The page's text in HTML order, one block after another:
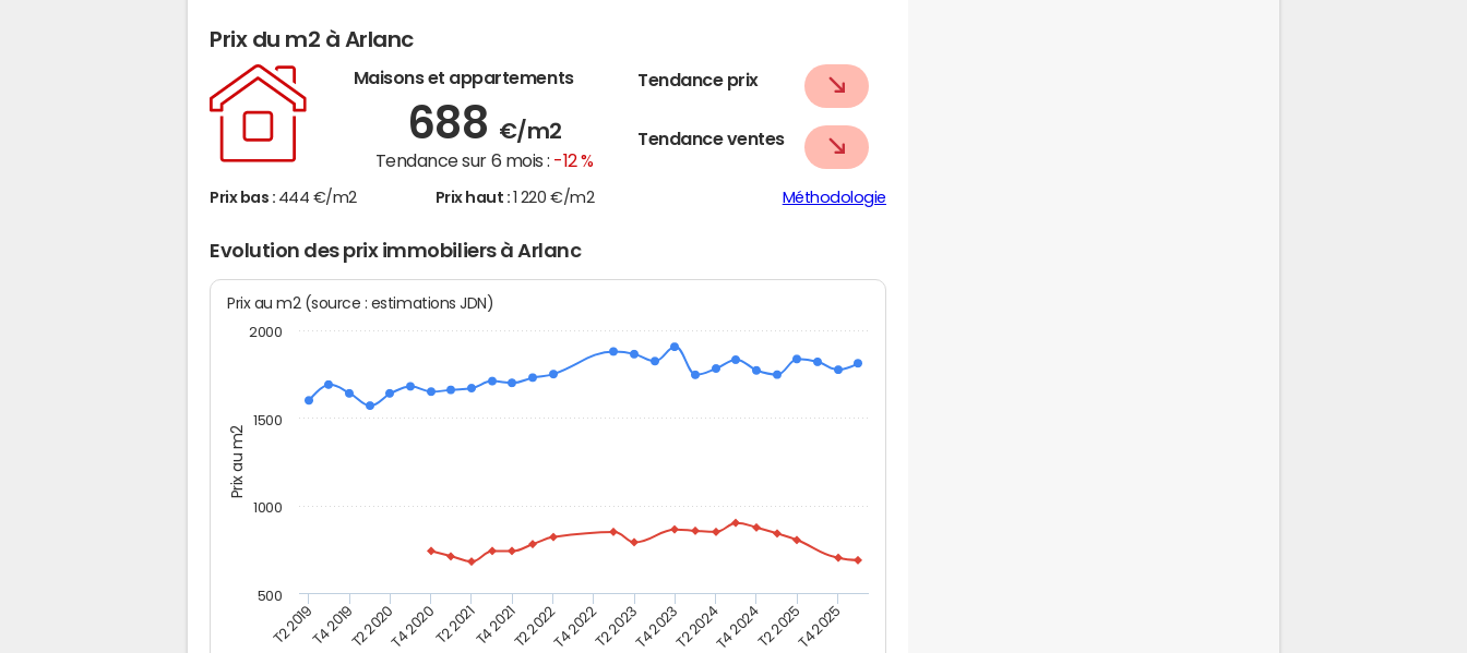
Prix du m2 à Arlanc
Maisons et appartements
688 €/m2
Tendance sur 6 mois : -12 %
Tendance prix
Tendance ventes
Prix bas : 444 €/m2 Prix haut : 1 220 €/m2 Méthodologie
Evolution des prix immobiliers à Arlanc
Prix au m2
Prix au m2 (source : estimations JDN)
T2 2019T4 2019T2 2020T4 2020T2 2021T4 2021T2 2022T4 2022T2 2023T4 2023T2 2024T4 2024T2 2025T4 2025
500
1000
1500
2000